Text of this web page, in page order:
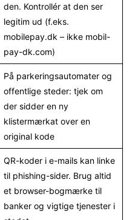
den. Kontrollér at den ser
legitim ud (f.eks.
mobilepay.dk – ikke mobil-
pay-dk.com)
På parkeringsautomater og
offentlige steder: tjek om
der sidder en ny
klistermærkat over en
original kode
QR-koder i e-mails kan linke
til phishing-sider. Brug altid
et browser-bogmærke til
banker og vigtige tjenester i